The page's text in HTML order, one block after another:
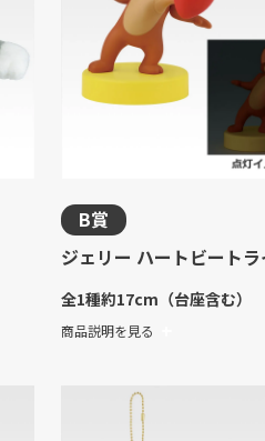
B賞
ジェリー ハートビート
全1種約17cm（台座含む）
商品説明を見る